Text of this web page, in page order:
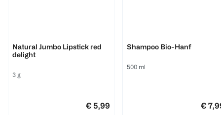
Natural Jumbo Lipstick red
delight
3 g
€ 5,99
Shampoo Bio-Hanf
500 ml
€